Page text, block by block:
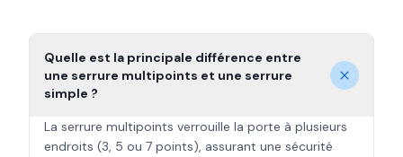
Quelle est la principale différence entre
une serrure multipoints et une serrure
simple ?
La serrure multipoints verrouille la porte à plusieurs
endroits (3, 5 ou 7 points), assurant une sécurité